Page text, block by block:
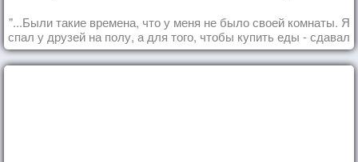
"...Были такие времена, что у меня не было своей комнаты. Я
спал у друзей на полу, а для того, чтобы купить еды - сдавал
бутылки из под кока-колы"